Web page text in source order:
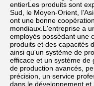
entierLes produits sont
Sud, le Moyen-Orient,
ont une bonne
mondiaux.L'entreprise a
employés possédant une
produits et des capacités
ainsi qu'un système de
efficace et un système de
de production avancés,
précision, un service
dans le développement